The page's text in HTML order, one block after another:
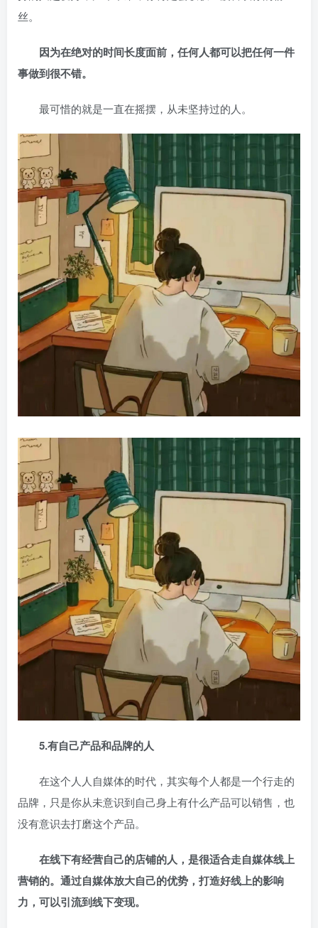
丝。
因为在绝对的时间长度面前，任何人都可以把任何一件
事做到很不错。
最可惜的就是一直在摇摆，从未坚持过的人。
5.有自己产品和品牌的人
在这个人人自媒体的时代，其实每个人都是一个行走的
品牌，只是你从未意识到自己身上有什么产品可以销售，也
没有意识去打磨这个产品。
在线下有经营自己的店铺的人，是很适合走自媒体线上
营销的。 通过自媒体放大自己的优势，打造好线上的影响
力，可以引流到线下变现。